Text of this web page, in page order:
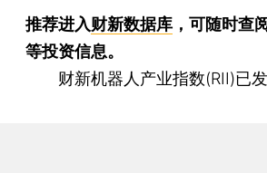
推荐进入财新数据库 ，可随时查
等投资信息。
财新机器人产业指数(RII)已发